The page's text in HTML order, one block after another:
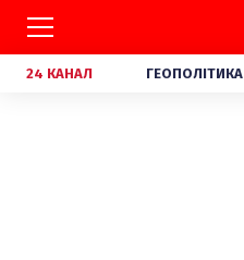
24 КАНАЛ ГЕОПОЛІТИКА